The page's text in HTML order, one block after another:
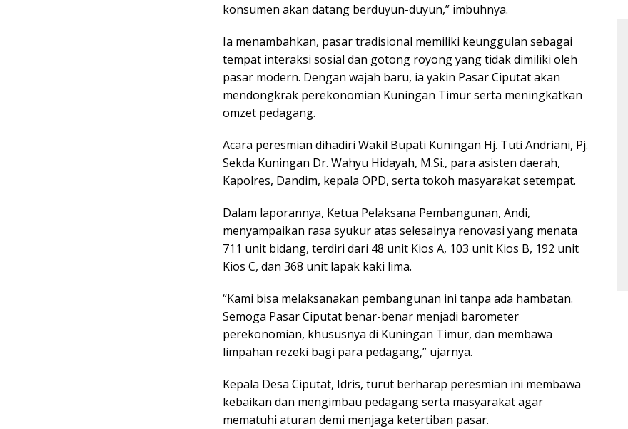
konsumen akan datang berduyun-duyun,” imbuhnya.
Ia menambahkan, pasar tradisional memiliki keunggulan sebagai
tempat interaksi sosial dan gotong royong yang tidak dimiliki oleh
pasar modern. Dengan wajah baru, ia yakin Pasar Ciputat akan
mendongkrak perekonomian Kuningan Timur serta meningkatkan
omzet pedagang.
Acara peresmian dihadiri Wakil Bupati Kuningan Hj. Tuti Andriani, Pj.
Sekda Kuningan Dr. Wahyu Hidayah, M.Si., para asisten daerah,
Kapolres, Dandim, kepala OPD, serta tokoh masyarakat setempat.
Dalam laporannya, Ketua Pelaksana Pembangunan, Andi,
menyampaikan rasa syukur atas selesainya renovasi yang menata
711 unit bidang, terdiri dari 48 unit Kios A, 103 unit Kios B, 192 unit
Kios C, dan 368 unit lapak kaki lima.
“Kami bisa melaksanakan pembangunan ini tanpa ada hambatan.
Semoga Pasar Ciputat benar-benar menjadi barometer
perekonomian, khususnya di Kuningan Timur, dan membawa
limpahan rezeki bagi para pedagang,” ujarnya.
Kepala Desa Ciputat, Idris, turut berharap peresmian ini membawa
kebaikan dan mengimbau pedagang serta masyarakat agar
mematuhi aturan demi menjaga ketertiban pasar.